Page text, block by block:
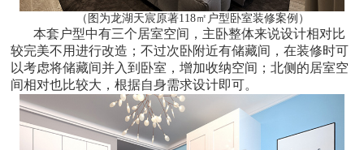
（图为龙湖天宸原著118㎡户型卧室装修案例）
本套户型中有三个居室空间，主卧整体来说设计相对比
较完美不用进行改造；不过次卧附近有储藏间，在装修时可
以考虑将储藏间并入到卧室，增加收纳空间；北侧的居室空
间相对也比较大，根据自身需求设计即可。